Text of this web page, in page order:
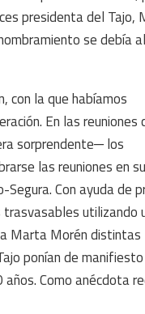
presidenta del Tajo,
se debía
con la que habíamos
En las reuniones
sorprendente─ los
las reuniones en
Con ayuda de
utilizando
Marta Morén distintas
ponían de
Como anécdota